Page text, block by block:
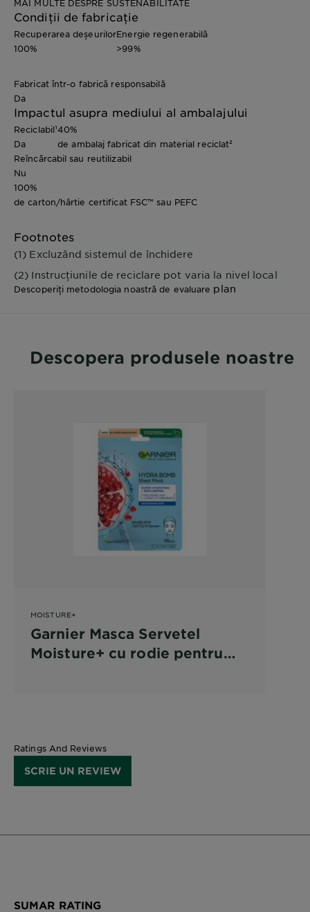
MAI MULTE DESPRE SUSTENABILITATE
Condiții de fabricație
Recuperarea deșeurilor
100%
Energie regenerabilă
>99%
Fabricat într-o fabrică responsabilă
Da
Impactul asupra mediului al ambalajului
Reciclabil¹
Da
40%
de ambalaj fabricat din material reciclat²
Reîncărcabil sau reutilizabil
Nu
100%
de carton/hârtie certificat FSC™ sau PEFC
Footnotes
(1) Excluzând sistemul de închidere
(2) Instrucțiunile de reciclare pot varia la nivel local
Descoperiți metodologia noastră de evaluare plan
Descopera produsele noastre
MOISTURE+
Garnier Masca Servetel
Moisture+ cu rodie pentru
Ratings And Reviews
SCRIE UN REVIEW
SUMAR RATING